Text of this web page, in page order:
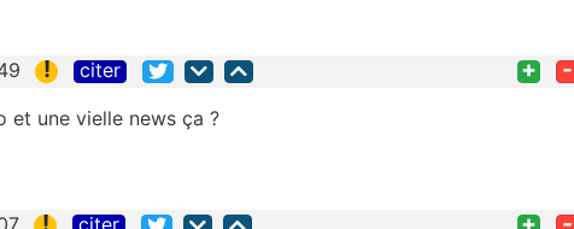
! citer + -
et une vielle news ça ?